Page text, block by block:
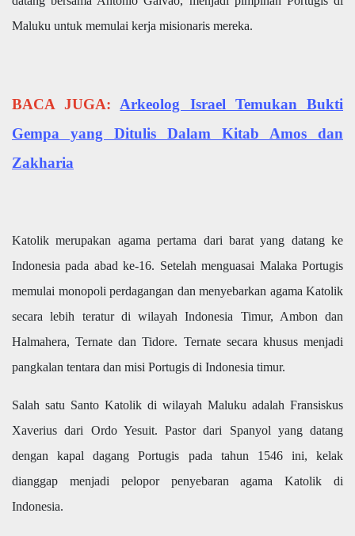
Maluku untuk memulai kerja misionaris mereka.
BACA JUGA: Arkeolog Israel Temukan Bukti
Gempa yang Ditulis Dalam Kitab Amos dan
Zakharia
Katolik merupakan agama pertama dari barat yang datang ke
Indonesia pada abad ke-16. Setelah menguasai Malaka Portugis
memulai monopoli perdagangan dan menyebarkan agama Katolik
secara lebih teratur di wilayah Indonesia Timur, Ambon dan
Halmahera, Ternate dan Tidore. Ternate secara khusus menjadi
pangkalan tentara dan misi Portugis di Indonesia timur.
Salah satu Santo Katolik di wilayah Maluku adalah Fransiskus
Xaverius dari Ordo Yesuit. Pastor dari Spanyol yang datang
dengan kapal dagang Portugis pada tahun 1546 ini, kelak
dianggap menjadi pelopor penyebaran agama Katolik di
Indonesia.